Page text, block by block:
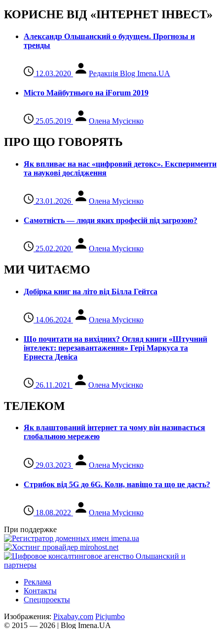
КОРИСНЕ ВІД «ІНТЕРНЕТ ІНВЕСТ»
Александр Ольшанский о будущем. Прогнозы и
тренды
12.03.2020 Редакція Blog Imena.UA
Місто Майбутнього на iForum 2019
25.05.2019 Олена Мусієнко
ПРО ЩО ГОВОРЯТЬ
Як впливає на нас «цифровий детокс». Експерименти
та наукові дослідження
23.01.2026 Олена Мусієнко
Самотність — люди яких професій під загрозою?
25.02.2020 Олена Мусієнко
МИ ЧИТАЄМО
Добірка книг на літо від Білла Гейтса
14.06.2024 Олена Мусієнко
Що почитати на вихідних? Огляд книги «Штучний
інтелект: перезавантаження» Гері Маркуса та
Ернеста Девіса
26.11.2021 Олена Мусієнко
ТЕЛЕКОМ
Як влаштований інтернет та чому він називається
глобальною мережею
29.03.2023 Олена Мусієнко
Стрибок від 5G до 6G. Коли, навіщо та що це даcть?
18.08.2022
Олена Мусієнко
При поддержке
Реклама
Контакты
Спецпроекты
Изображения: Pixabay.com Picjumbo
© 2015 — 2026 | Blog Imena.UA